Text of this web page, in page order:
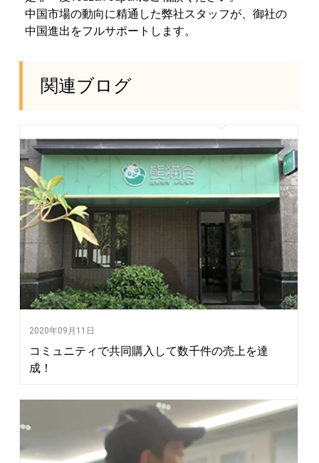
中国市場の動向に精通した弊社スタッフが、御社の
中国進出をフルサポートします。
関連ブログ
2020年09月11日
コミュニティで共同購入して数千件の売上を達
成！